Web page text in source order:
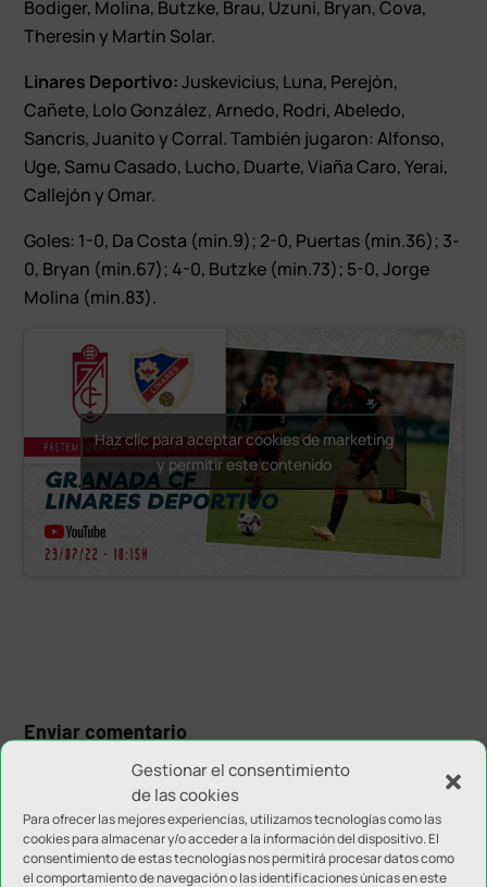
Gestionar el consentimiento
de las cookies
Para ofrecer las mejores experiencias, utilizamos tecnologías como las
cookies para almacenar y/o acceder a la información del dispositivo. El
consentimiento de estas tecnologías nos permitirá procesar datos como
el comportamiento de navegación o las identificaciones únicas en este
Bodiger, Molina, Butzke, Brau, Uzuni, Bryan, Cova,
Theresin y Martín Solar.
Linares Deportivo:Juskevicius, Luna, Perejón,
Cañete, Lolo González, Arnedo, Rodri, Abeledo,
Sancris, Juanito y Corral. También jugaron: Alfonso,
Uge, Samu Casado, Lucho, Duarte, Viaña Caro, Yerai,
Callejón y Omar.
Goles: 1-0, Da Costa (min.9); 2-0, Puertas (min.36); 3-
0, Bryan (min.67); 4-0, Butzke (min.73); 5-0, Jorge
Molina (min.83).
Haz clic para aceptar cookies de marketing
y permitir este contenido
Enviar comentario
Tu dirección de correo electrónico no será publicada.
campos obligatorios están marcados con